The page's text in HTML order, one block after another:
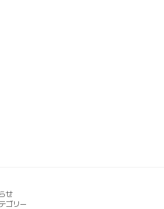
せ
ゴリー